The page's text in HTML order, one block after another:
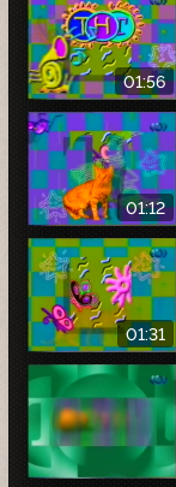
01:56
01:12
01:31